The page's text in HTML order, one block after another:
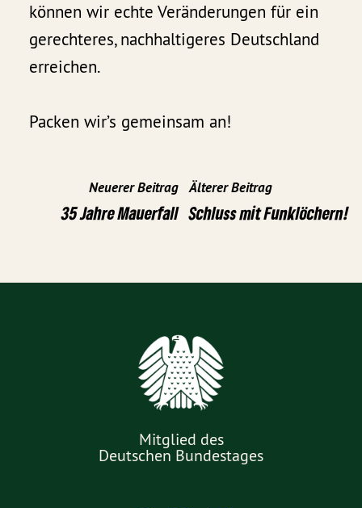
können wir echte Veränderungen für ein
gerechteres, nachhaltigeres Deutschland
erreichen.
Packen wir’s gemeinsam an!
Neuerer Beitrag
35 Jahre Mauerfall
Älterer Beitrag
Schluss mit Funklöchern!
Mitglied des
Deutschen Bundestages